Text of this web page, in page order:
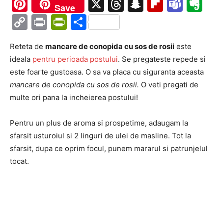
Save
CopyPrintPrintFriendly
Partajează
Reteta de mancare de conopida cu sos de rosii este
ideala pentru perioada postului. Se pregateste repede si
este foarte gustoasa. O sa va placa cu siguranta aceasta
mancare de conopida cu sos de rosii. O veti pregati de
multe ori pana la incheierea postului!
Pentru un plus de aroma si prospetime, adaugam la
sfarsit usturoiul si 2 linguri de ulei de masline. Tot la
sfarsit, dupa ce oprim focul, punem mararul si patrunjelul
tocat.